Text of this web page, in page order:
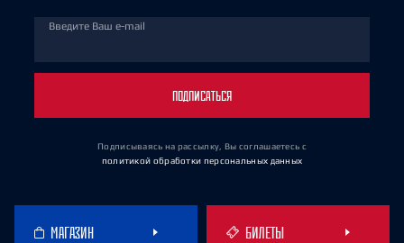
Введите Ваш e-mail
ПОДПИСАТЬСЯ
Подписываясь на рассылку, Вы соглашаетесь с
политикой обработки персональных данных
МАГАЗИН БИЛЕТЫ